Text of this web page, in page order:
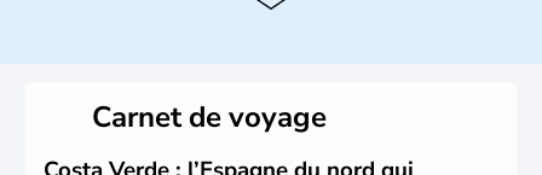
envahissent la péninsule au IIe siècle avant J.C et
apportent leur langue ainsi que leur religion. L'Espagne
s'impose comme la première puissance de l'Europe au
Carnet de voyage